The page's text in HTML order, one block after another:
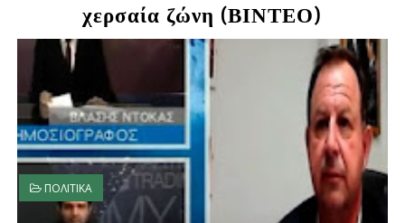
χερσαία ζώνη (ΒΙΝΤΕΟ)
ΠΟΛΙΤΙΚΑ